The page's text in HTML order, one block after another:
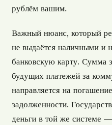
рублём вашим.
Важный нюанс, который
не выдаётся наличными и
банковскую карту. Сумма
будущих платежей за
направляется на
задолженности.
деньги в той же системе